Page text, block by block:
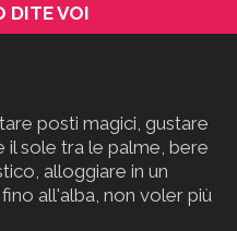
DITE VOI
posti magici, gustare
il sole tra le palme, bere
alloggiare in un
all'alba, non voler più